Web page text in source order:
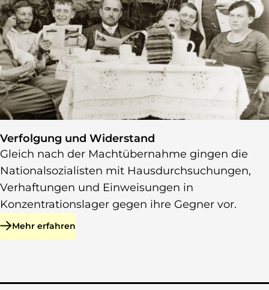
Verfolgung und Widerstand
Gleich nach der Machtübernahme gingen die
Nationalsozialisten mit Hausdurchsuchungen,
Verhaftungen und Einweisungen in
Konzentrationslager gegen ihre Gegner vor.
Mehr erfahren
zu Verfolgung und Widerstand